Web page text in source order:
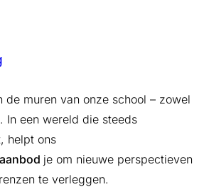
de muren van onze school – zowel
In een wereld die steeds
helpt ons
je om nieuwe perspectieven
te verleggen.